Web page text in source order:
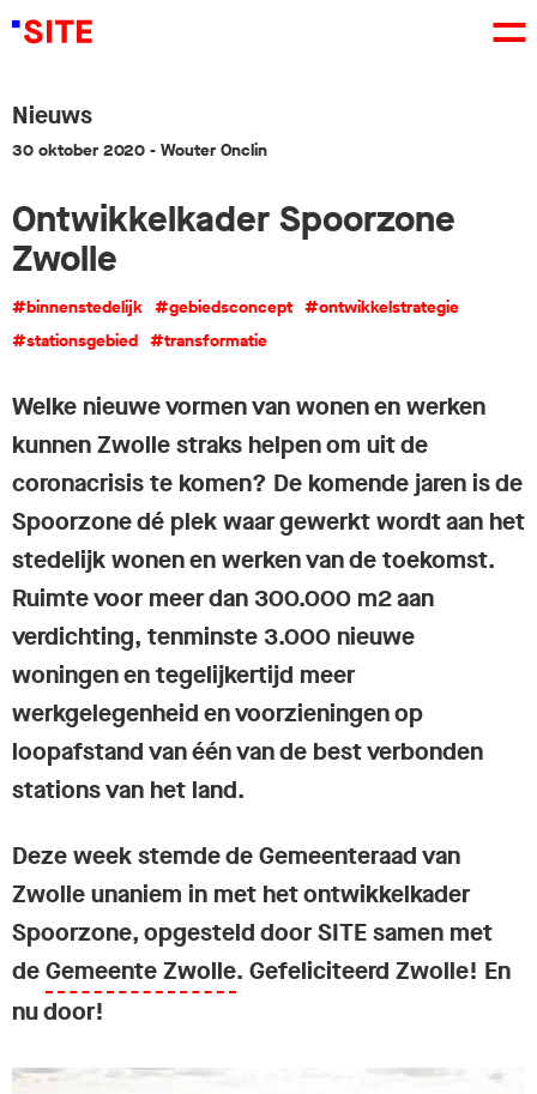
Nieuws
30 oktober 2020 - Wouter Onclin
Ontwikkelkader Spoorzone
Zwolle
#binnenstedelijk #gebiedsconcept #ontwikkelstrategie
#stationsgebied #transformatie
Welke nieuwe vormen van wonen en werken
kunnen Zwolle straks helpen om uit de
coronacrisis te komen? De komende jaren is de
Spoorzone dé plek waar gewerkt wordt aan het
stedelijk wonen en werken van de toekomst.
Ruimte voor meer dan 300.000 m2 aan
verdichting, tenminste 3.000 nieuwe
woningen en tegelijkertijd meer
werkgelegenheid en voorzieningen op
loopafstand van één van de best verbonden
stations van het land.
Deze week stemde de Gemeenteraad van
Zwolle unaniem in met het ontwikkelkader
Spoorzone, opgesteld door SITE samen met
deGemeente Zwolle. Gefeliciteerd Zwolle! En
nu door!